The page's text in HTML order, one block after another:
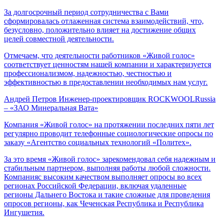
За долгосрочный период сотрудничества с Вами
сформировалась отлаженная система взаимодействий, что,
безусловно, положительно влияет на достижение общих
целей совместной деятельности.
Отмечаем, что деятельности работников «Живой голос»
соответствует ценностям нашей компании и характеризуется
профессионализмом, надежностью, честностью и
эффективностью в предоставлении необходимых нам услуг.
Андрей Петров Инженер-проектировщик ROCKWOOLRussia
– «ЗАО Минеральная Вата»
Компания «Живой голос» на протяжении последних пяти лет
регулярно проводит телефонные социологические опросы по
заказу «Агентство социальных технологий «Политех».
За это время «Живой голос» зарекомендовал себя надежным и
стабильным партнером, выполняя работы любой сложности.
Компанияс высоким качеством выполняет опросы во всех
регионах Российской Федерации, включая удаленные
регионы Дальнего Востока и такие сложные для проведения
опросов регионы, как Чеченская Республика и Республика
Ингушетия.